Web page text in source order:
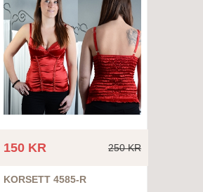
150 KR 250 KR
KORSETT 4585-R